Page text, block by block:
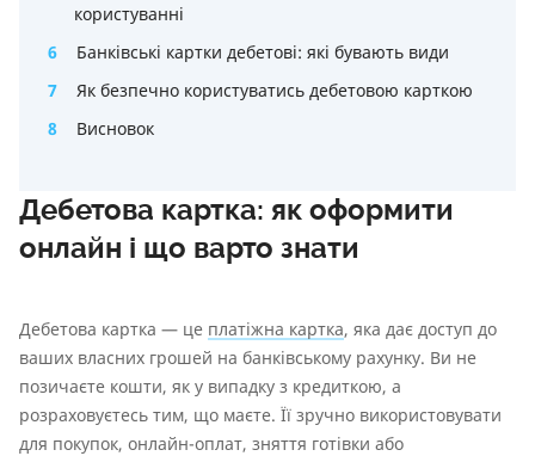
користуванні
6
Банківські картки дебетові: які бувають види
7
Як безпечно користуватись дебетовою карткою
8
Висновок
Дебетова картка: як оформити
онлайн і що варто знати
Дебетова картка — це платіжна картка, яка дає доступ до
ваших власних грошей на банківському рахунку. Ви не
позичаєте кошти, як у випадку з кредиткою, а
розраховуєтесь тим, що маєте. Її зручно використовувати
для покупок, онлайн-оплат, зняття готівки або